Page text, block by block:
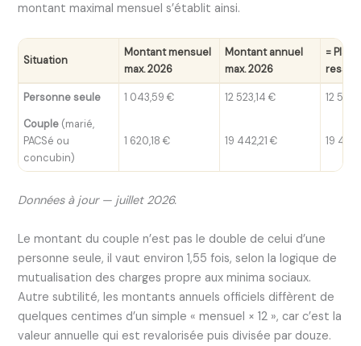
montant maximal mensuel s’établit ainsi.
Situation
Montant mensuel
max. 2026
Montant annuel
max. 2026
=
Personne seule 1 043,59 € 12 523,14 €
12
Couple (marié,
PACSé ou
concubin)
1 620,18 € 19 442,21 € 19
Données à jour — juillet 2026.
Le montant du couple n’est pas le double de celui d’une
personne seule, il vaut environ 1,55 fois, selon la logique de
mutualisation des charges propre aux minima sociaux.
Autre subtilité, les montants annuels officiels diffèrent de
quelques centimes d’un simple « mensuel × 12 », car c’est la
valeur annuelle qui est revalorisée puis divisée par douze.